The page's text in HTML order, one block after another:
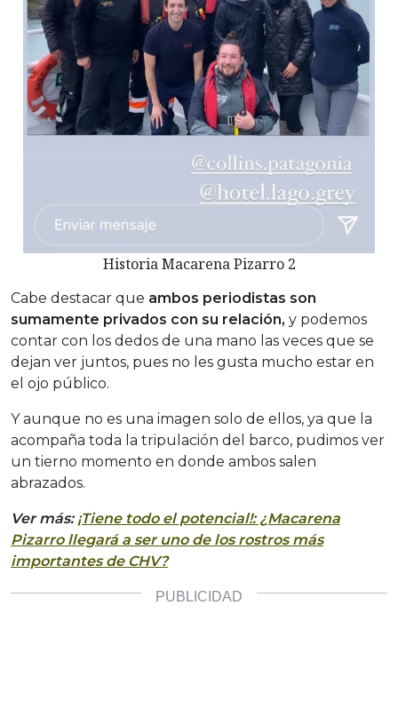
Historia Macarena Pizarro 2
Cabe destacar que ambos periodistas son
sumamente privados con su relación, y podemos
contar con los dedos de una mano las veces que se
dejan ver juntos, pues no les gusta mucho estar en
el ojo público.
Y aunque no es una imagen solo de ellos, ya que la
acompaña toda la tripulación del barco, pudimos ver
un tierno momento en donde ambos salen
abrazados.
Ver más: ¡Tiene todo el potencial!: ¿Macarena
Pizarro llegará a ser uno de los rostros más
importantes de CHV?